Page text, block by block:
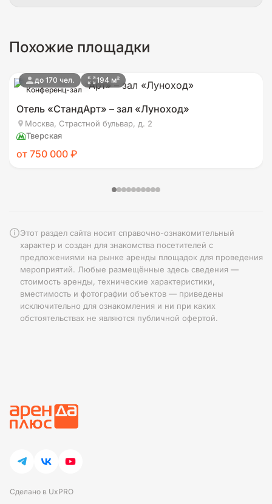
Похожие площадки
Конференц-зал
до 170 чел. 194 м²
Отель «СтандАрт» – зал «Луноход»
Москва, Страстной бульвар, д. 2
Тверская
от 750 000 ₽
Этот раздел сайта носит справочно-ознакомительный
характер и создан для знакомства посетителей с
предложениями на рынке аренды площадок для проведения
мероприятий. Любые размещённые здесь сведения —
стоимость аренды, технические характеристики,
вместимость и фотографии объектов — приведены
исключительно для ознакомления и ни при каких
обстоятельствах не являются публичной офертой.
Сделано в UxPRO